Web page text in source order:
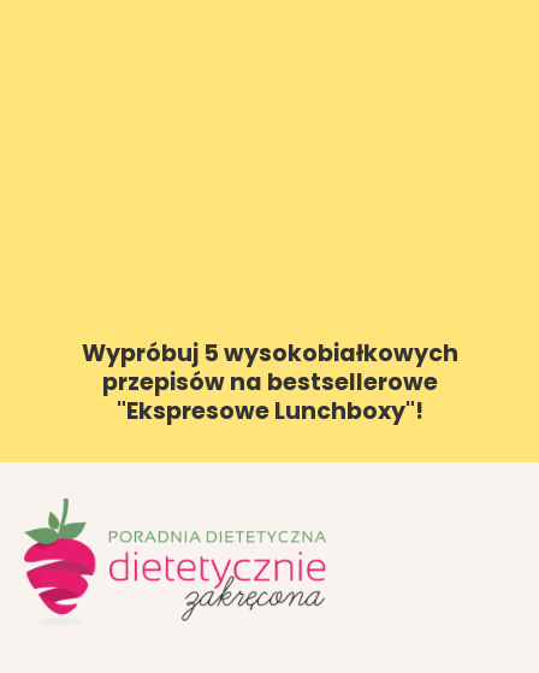
Wypróbuj 5 wysokobiałkowych
przepisów na bestsellerowe
"Ekspresowe Lunchboxy"!